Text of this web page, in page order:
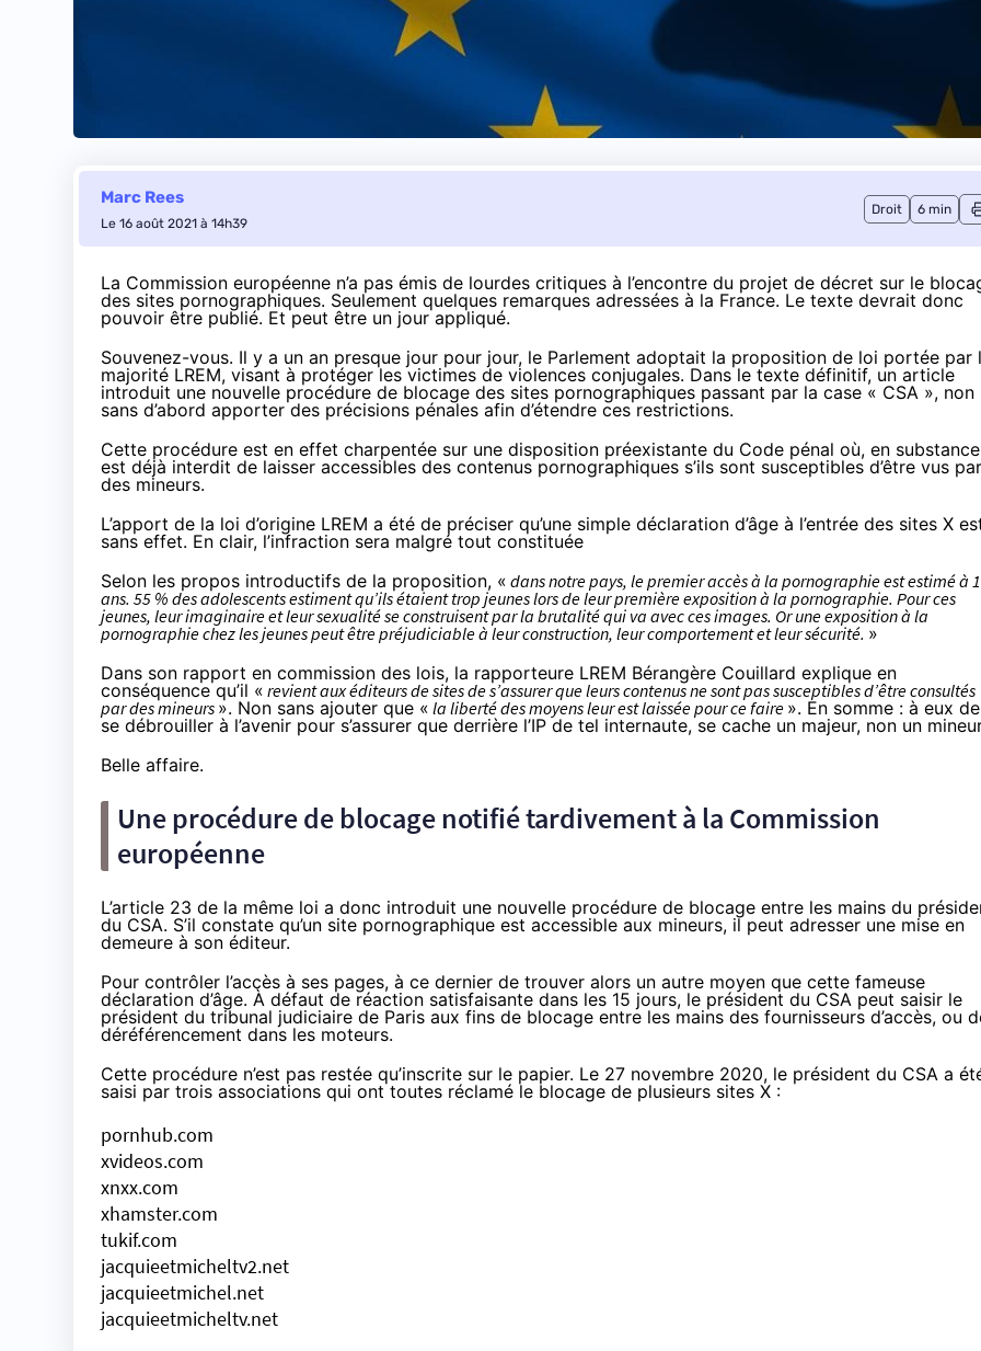
Marc Rees
Le 16 août 2021 à 14h39
Droit 6 min
La Commission européenne n’a pas émis de lourdes critiques à l’encontre du projet de décret sur le
des sites pornographiques. Seulement quelques remarques adressées à la France. Le texte devrait donc
pouvoir être publié. Et peut être un jour appliqué.
Souvenez-vous. Il y a un an presque jour pour jour, le Parlement adoptait la proposition de loi portée par
majorité LREM, visant à protéger les victimes de violences conjugales. Dans le texte définitif, un article
introduit une nouvelle procédure de blocage des sites pornographiques passant par la case « CSA », non
sans d’abord apporter des précisions pénales afin d’étendre ces restrictions.
Cette procédure est en effet charpentée sur une disposition préexistante du Code pénal où, en
est déjà interdit de laisser accessibles des contenus pornographiques s’ils sont susceptibles d’être vus par
des mineurs.
L’apport de la loi d’origine LREM a été de préciser qu’une simple déclaration d’âge à l’entrée des sites X
sans effet. En clair, l’infraction sera malgré tout constituée
Selon les propos introductifs de la proposition, « dans notre pays, le premier accès à la pornographie est estimé à
ans. 55 % des adolescents estiment qu’ils étaient trop jeunes lors de leur première exposition à la pornographie. Pour ces
jeunes, leur imaginaire et leur sexualité se construisent par la brutalité qui va avec ces images. Or une exposition à la
pornographie chez les jeunes peut être préjudiciable à leur construction, leur comportement et leur sécurité. »
Dans son rapport en commission des lois, la rapporteure LREM Bérangère Couillard explique en
conséquence qu’il « revient aux éditeurs de sites de s’assurer que leurs contenus ne sont pas susceptibles d’être consultés
par des mineurs ». Non sans ajouter que « la liberté des moyens leur est laissée pour ce faire ». En somme : à eux de
se débrouiller à l’avenir pour s’assurer que derrière l’IP de tel internaute, se cache un majeur, non un
Belle affaire.
Une procédure de blocage notifié tardivement à la Commission
européenne
L’article 23 de la même loi a donc introduit une nouvelle procédure de blocage entre les mains du
du CSA. S’il constate qu’un site pornographique est accessible aux mineurs, il peut adresser une mise en
demeure à son éditeur.
Pour contrôler l’accès à ses pages, à ce dernier de trouver alors un autre moyen que cette fameuse
déclaration d’âge. À défaut de réaction satisfaisante dans les 15 jours, le président du CSA peut saisir le
président du tribunal judiciaire de Paris aux fins de blocage entre les mains des fournisseurs d’accès, ou
déréférencement dans les moteurs.
Cette procédure n’est pas restée qu’inscrite sur le papier. Le 27 novembre 2020, le président du CSA a
saisi par trois associations qui ont toutes réclamé le blocage de plusieurs sites X :
pornhub.com
xvideos.com
xnxx.com
xhamster.com
tukif.com
jacquieetmicheltv2.net
jacquieetmichel.net
jacquieetmicheltv.net